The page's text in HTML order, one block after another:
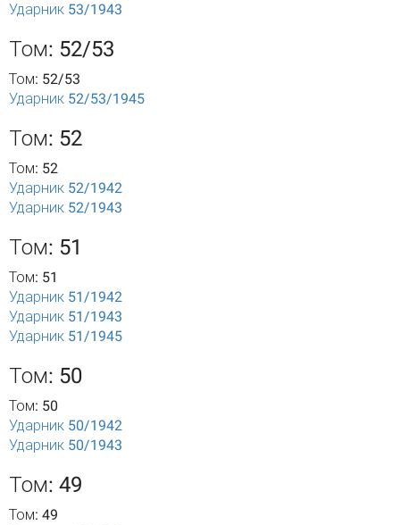
Ударник 53/1943
Том: 52/53
Том: 52/53
Ударник 52/53/1945
Том: 52
Том: 52
Ударник 52/1942
Ударник 52/1943
Том: 51
Том: 51
Ударник 51/1942
Ударник 51/1943
Ударник 51/1945
Том: 50
Том: 50
Ударник 50/1942
Ударник 50/1943
Том: 49
Том: 49